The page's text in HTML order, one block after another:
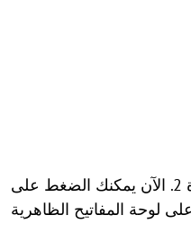
الخطوة 2. الآن يمكنك الضغط على "Ctrl Alt End" بشكل